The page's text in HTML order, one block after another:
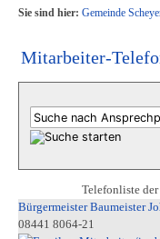
Sie sind hier: Gemeinde
Mitarbeiter-
Telefonliste
Bürgermeister Baumeister
08441 8064-21